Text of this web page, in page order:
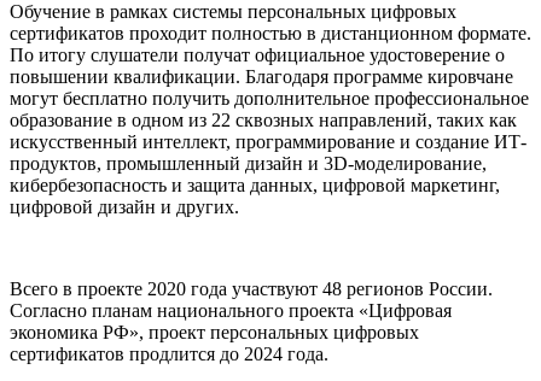
Обучение в рамках системы персональных цифровых
сертификатов проходит полностью в дистанционном формате.
По итогу слушатели получат официальное удостоверение о
повышении квалификации. Благодаря программе кировчане
могут бесплатно получить дополнительное профессиональное
образование в одном из 22 сквозных направлений, таких как
искусственный интеллект, программирование и создание ИТ-
продуктов, промышленный дизайн и 3D-моделирование,
кибербезопасность и защита данных, цифровой маркетинг,
цифровой дизайн и других.
Всего в проекте 2020 года участвуют 48 регионов России.
Согласно планам национального проекта «Цифровая
экономика РФ», проект персональных цифровых
сертификатов продлится до 2024 года.